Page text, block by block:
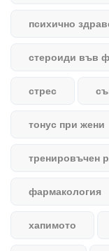
психично
стероиди във
стрес
тонус при жени
тренировъчен
фармакология
хапимото